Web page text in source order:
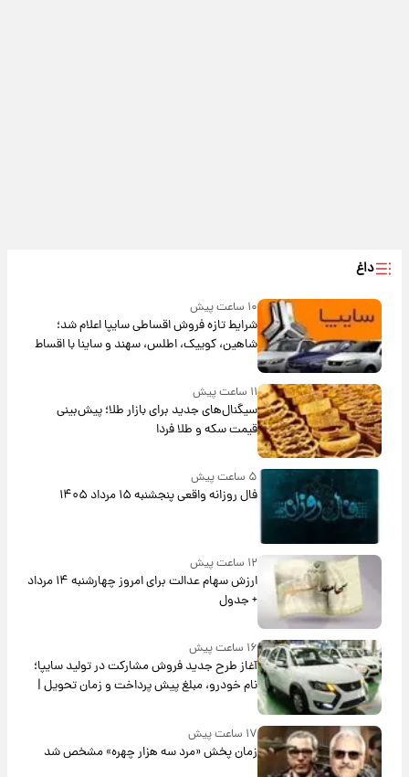
داغ
۱۰ ساعت پیش
شرایط تازه فروش اقساطی سایپا اعلام شد؛
شاهین، کوییک، اطلس، سهند و ساینا با اقساط
بلندمدت + جدول
۱۱ ساعت پیش
سیگنال‌های جدید برای بازار طلا؛ پیش‌بینی
قیمت سکه و طلا فردا
۵ ساعت پیش
فال روزانه واقعی پنجشنبه ۱۵ مرداد ۱۴۰۵
۱۲ ساعت پیش
ارزش سهام عدالت برای امروز چهارشنبه ۱۴ مرداد
+ جدول
۱۶ ساعت پیش
آغاز طرح جدید فروش مشارکت در تولید سایپا؛
نام خودرو، مبلغ پیش پرداخت و زمان تحویل |
سود مشارکت چند درصد است؟
۱۷ ساعت پیش
زمان پخش «مرد سه هزار چهره» مشخص شد